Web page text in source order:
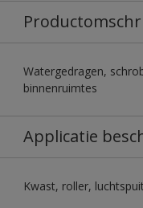
Watergedragen,
binnenruimtes
Applicatie
Kwast, roller,